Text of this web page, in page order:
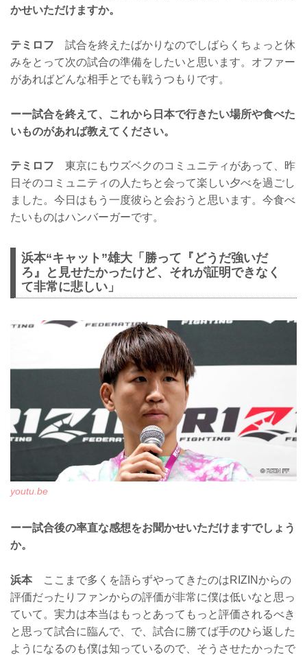
かせいただけますか。
テミロフ 試合を終えたばかりなのでしばらくちょっと休
みをとって次の試合の準備をしたいと思います。オファー
があればどんな相手とでも戦うつもりです。
ーー試合を終えて、これから日本で行きたい場所や食べた
いものがあれば教えてください。
テミロフ 東京にもウズベクのコミュニティがあって、昨
日そのコミュニティの人たちと会って楽しい夕べを過ごし
ました。今日はもう一度彼らと会おうと思います。今食べ
たいものはハンバーガーです。
浜本“キャット”雄大「勝って『どうだ強いだ
ろ』と見せたかったけど、それが証明できなく
て非常に悲しい」
youtu.be
ーー試合後の率直な感想をお聞かせいただけますでしょう
か。
浜本ここまで多くを語らずやってきたのはRIZINからの
評価だったりファンからの評価が非常に僕は低いなと思っ
ていて。実力は本当はもっとあってもっと評価されるべき
と思って試合に臨んで、で、試合に勝てば手のひら返した
ようになるのも僕は知っているので、そうさせたかったで